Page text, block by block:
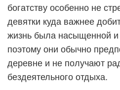
богатству особенно не
девятки куда важнее
жизнь была насыщенной
поэтому они обычно
деревне и не получают
бездеятельного отдыха.